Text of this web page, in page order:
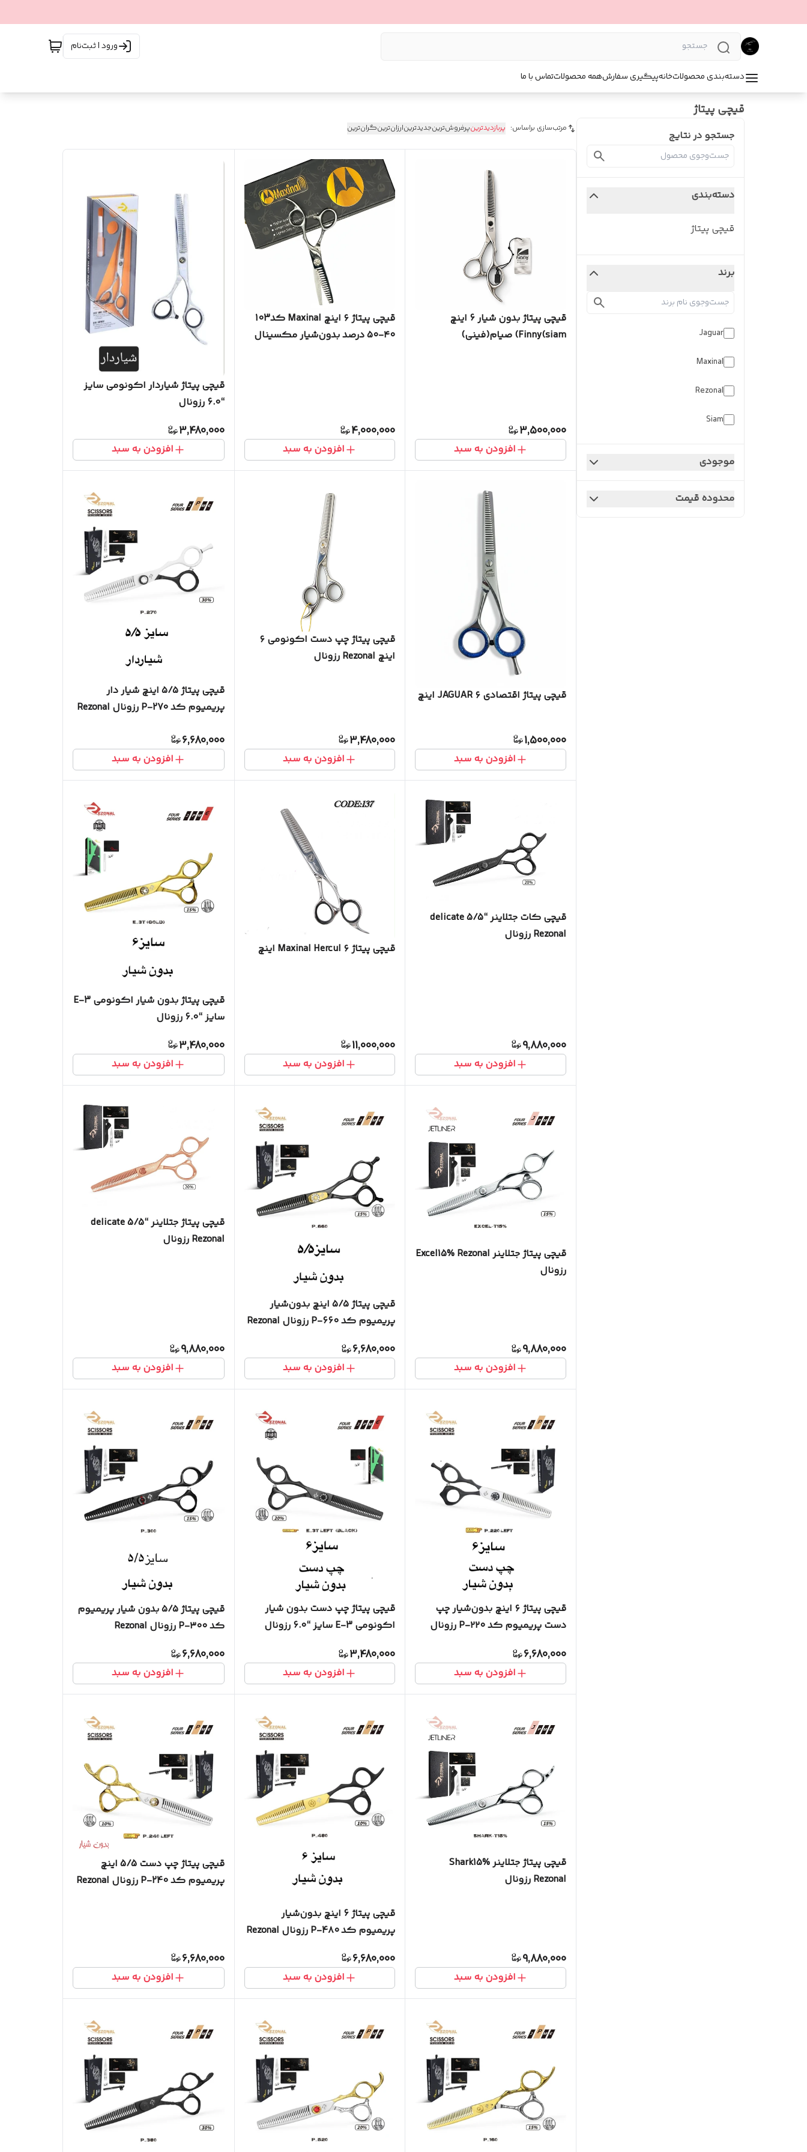
ورود | ثبت‌نام
دسته‌بندی محصولاتخانهپیگیری سفارشهمه محصولاتتماس با ما
قیچی پیتاژ
جستجو در نتایج
دسته‌بندی
قیچی پیتاژ
برند
Jaguar
Maxinal
Rezonal
Siam
موجودی
محدوده قیمت
مرتب‌سازی براساس: پربازدیدترینپرفروش‌ترینجدیدترینارزان‌ترینگران‌ترین
قیچی پیتاژ بدون شیار 6 اینچ
Finny(siam) صیام(فینی)
3,500,000
افزودن به سبد
قیچی‌ پیتاژ ۶ اینچ Maxinal کد103
۴۰-۵۰ درصد بدون‌شیار مکسینال
4,000,000
افزودن به سبد
قیچی پیتاژ شیاردار اکونومی سایز
“6.0 رزونال
3,480,000
افزودن به سبد
قیچی پیتاژ اقتصادی JAGUAR ۶ اینچ
1,500,000
افزودن به سبد
قیچی پیتاژ چپ دست اکونومی ۶
اینچ Rezonal رزونال
3,480,000
افزودن به سبد
قیچی پیتاژ ۵/۵ اینچ شیار دار
پریمیوم کد P-270 رزونال Rezonal
6,680,000
افزودن به سبد
قیچی کات جتلاینر “5/5 delicate
Rezonal رزونال
9,880,000
افزودن به سبد
قیچی پیتاژ Maxinal Hercul ۶ اینچ
11,000,000
افزودن به سبد
قیچی پیتاژ بدون شیار اکونومی E-3
سایز “6.0 رزونال
3,480,000
افزودن به سبد
قیچی پیتاژ جتلاینر Excel15% Rezonal
رزونال
9,880,000
افزودن به سبد
قیچی پیتاژ ۵/۵ اینچ بدون‌شیار
پریمیوم کد P-660 رزونال Rezonal
6,680,000
افزودن به سبد
قیچی پیتاژ جتلاینر “5/5 delicate
Rezonal رزونال
9,880,000
افزودن به سبد
قیچی پیتاژ ۶ اینچ بدون‌شیار چپ
دست پریمیوم کد P-۲۲۰ رزونال
6,680,000
افزودن به سبد
قیچی پیتاژ چپ دست بدون شیار
اکونومی E-3 سایز “6.0 رزونال
3,480,000
افزودن به سبد
قیچی پیتاژ ۵/۵ بدون شیار پریمیوم
کد P-۳۰۰ رزونال Rezonal
6,680,000
افزودن به سبد
قیچی پیتاژ جتلاینر Shark15%
Rezonal رزونال
9,880,000
افزودن به سبد
قیچی پیتاژ 6 اینچ بدون‌شیار
پریمیوم کد P-4۸۰ رزونال Rezonal
6,680,000
افزودن به سبد
قیچی پیتاژ چپ دست 5/5 اینچ
پریمیوم کد P-240 رزونال Rezonal
6,680,000
افزودن به سبد